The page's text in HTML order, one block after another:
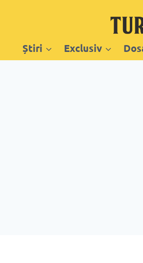
Știri Exclusiv